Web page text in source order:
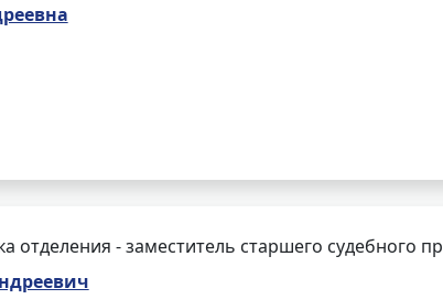
отделения - заместитель старшего судебного